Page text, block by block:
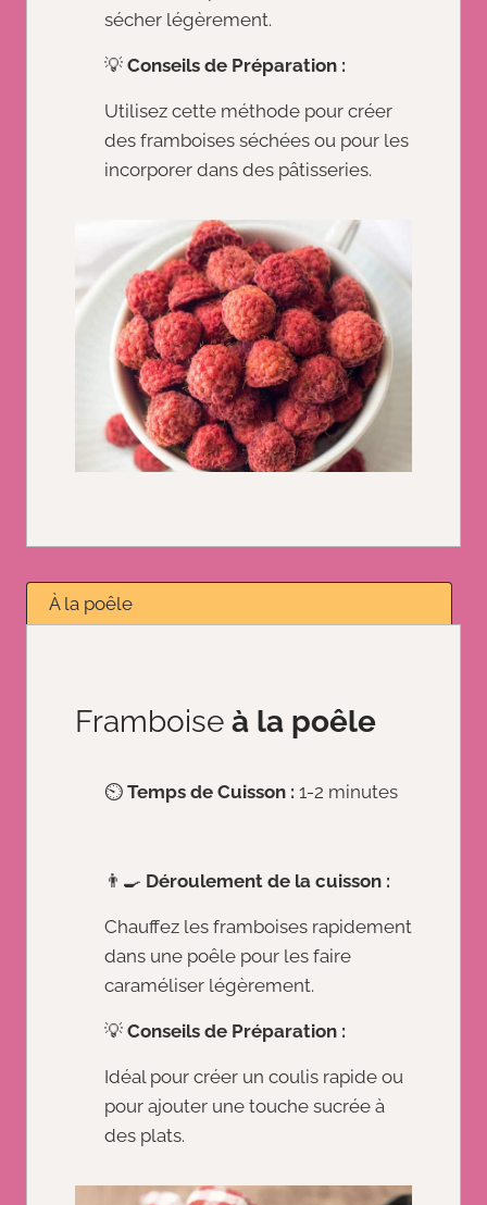
sécher légèrement.
💡 Conseils de Préparation :
Utilisez cette méthode pour créer
des framboises séchées ou pour les
incorporer dans des pâtisseries.
À la poêle
Framboise à la poêle
⏲️ Temps de Cuisson : 1-2 minutes
👨‍🍳 Déroulement de la cuisson :
Chauffez les framboises rapidement
dans une poêle pour les faire
caraméliser légèrement.
💡 Conseils de Préparation :
Idéal pour créer un coulis rapide ou
pour ajouter une touche sucrée à
des plats.